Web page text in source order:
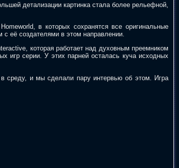
детализации картинка стала более рельефной,
в которых сохранятся все оригинальные
её создателями в этом направлении.
которая работает над духовным преемником
игр серии. У этих парней осталась куча исходных
среду, и мы сделали пару интервью об этом. Игра